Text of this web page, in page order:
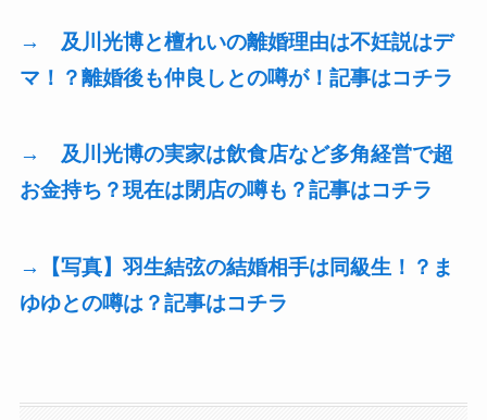
→ 及川光博と檀れいの離婚理由は不妊説はデ
マ！？離婚後も仲良しとの噂が！記事はコチラ
→ 及川光博の実家は飲食店など多角経営で超
お金持ち？現在は閉店の噂も？記事はコチラ
→【写真】羽生結弦の結婚相手は同級生！？ま
ゆゆとの噂は？記事はコチラ